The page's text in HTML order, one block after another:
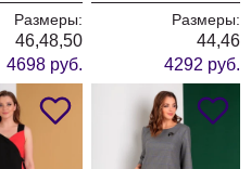
Размеры:
46,48,50
4698 руб.
Размеры:
44,46
4292 руб.